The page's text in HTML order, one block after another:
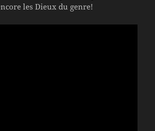
les Dieux du genre!